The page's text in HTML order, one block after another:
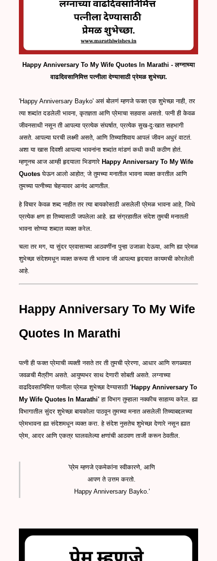
Happy Anniversary To My Wife Quotes In Marathi - लग्नाच्या
वाढदिवसानिमित्त पत्नीला देण्यासाठी प्रेमळ शुभेच्छा.
'Happy Anniversary Bayko' असं बोलणं म्हणजे फक्त एक शुभेच्छा नाही, तर
त्या शब्दांत दडलेली भावना, कृतज्ञता आणि प्रेमाचा सहवास असतो. पत्नी ही केवळ
जीवनसाथी नसून ती आपल्या प्रत्येक संघर्षात, प्रत्येक सुख-दुःखात सहभागी
असते. आपल्या घरची लक्ष्मी असते, आणि तिच्याशिवाय आपलं जीवन अधुरं वाटतं.
अशा या खास दिवशी आपल्या भावनांना शब्दांत मांडणं कधी कधी कठीण होतं.
म्हणूनच आज आम्ही हृदयाला भिडणारे Happy Anniversary To My Wife
Quotes घेऊन आलो आहोत; जे तुमच्या मनातील भावना व्यक्त करतील आणि
तुमच्या पत्नीच्या चेहऱ्यावर आनंद आणतील.
हे विचार केवळ शब्द नाहीत तर त्या बायकोसाठी असलेली प्रेमळ भावना आहे, जिथे
प्रत्येक क्षण हा तिच्यासाठी जपलेला आहे. ह्या संग्रहातील संदेश तुमची मनातली
भावना सोप्प्या शब्दात व्यक्त करेल.
चला तर मग, या सुंदर प्रवासाच्या आठवणींना पुन्हा उजाळा देऊया, आणि ह्या प्रेमळ
शुभेच्छा संदेशमधून व्यक्त करूया ती भावना जी आपल्या हृदयात कायमची कोरलेली
आहे.
Happy Anniversary To My Wife
Quotes In Marathi
पत्नी ही फक्त प्रेमाची व्यक्ती नसते तर ती तुमची प्रेरणा, आधार आणि सगळ्यात
जवळची मैत्रीण असते. आयुष्यभर साथ देणारी सोबती असते. लग्नाच्या
वाढदिवसानिमित्त पत्नीला प्रेमळ शुभेच्छा देण्यासाठी 'Happy Anniversary To
My Wife Quotes In Marathi' हा विभाग तुम्हाला नक्कीच साहाय्य करेल. ह्या
विभागातील सुंदर शुभेच्छा बायकोला पाठवून तुमच्या मनात असलेली तिच्याबद्दलच्या
प्रेमभावना ह्या संदेशमधून व्यक्त करा. हे संदेश नुसतेच शुभेच्छा देणारे नसून ह्यात
प्रेम, आदर आणि एकत्र घालवलेल्या क्षणांची आठवण ताजी करून ठेवतील.
'प्रेम म्हणजे एकमेकांना स्वीकारणे, आणि
आपण ते उत्तम करतो.
Happy Anniversary Bayko.'